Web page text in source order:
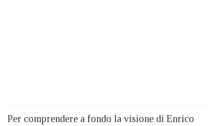
Per comprendere a fondo la visione di Enrico